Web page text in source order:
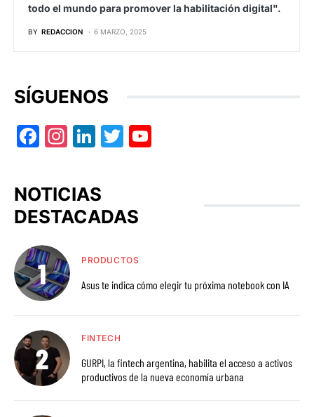
todo el mundo para promover la habilitación digital".
BY REDACCION 6 MARZO, 2025
SÍGUENOS
Facebook
Instagram
LinkedIn
Twitter
NOTICIAS
DESTACADAS
PRODUCTOS
Asus te indica cómo elegir tu próxima notebook con IA
FINTECH
GURPI, la fintech argentina, habilita el acceso a activos
productivos de la nueva economía urbana